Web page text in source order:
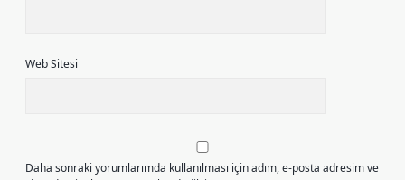
Web Sitesi
Daha sonraki yorumlarımda kullanılması için adım, e-posta adresim ve